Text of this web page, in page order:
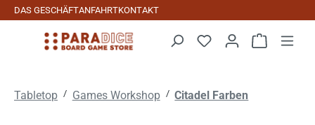
Zum Hauptinhalt springen
DAS GESCHÄFTANFAHRTKONTAKT
Tabletop / Games Workshop / Citadel Farben